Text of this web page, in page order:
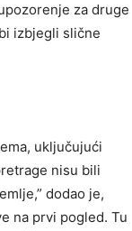
za druge
izbjegli slične
uključujući
nisu bili
dodao je,
na prvi pogled. Tu